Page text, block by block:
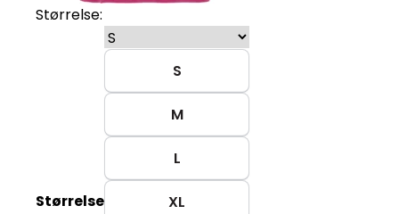
Størrelse:
Størrelse
S
M
L
XL